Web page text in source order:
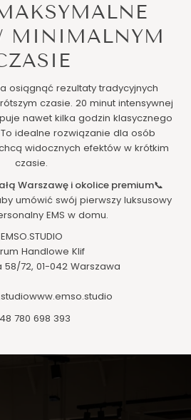
MINIMALNYM
osiągnąć rezultaty tradycyjnych
czasie. 20 minut intensywnej
nawet kilka godzin klasycznego
To idealne rozwiązanie dla osób
widocznych efektów w krótkim
czasie.
Warszawę i okolice premium📞
umówić swój pierwszy luksusowy
EMS w domu.
EMSO.STUDIO
Handlowe Klif
58/72, 01-042 Warszawa
780 698 393